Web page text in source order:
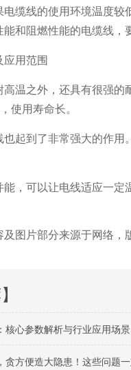
缆线的使用环境温度
和阻燃性能的电缆线，
应用范围
温之外，还具有很强
使用寿命长。
起到了非常强大的作
，可以让电线适应一
图片部分来源于网络，
核心参数解析与行业应用场景
贪方便造大隐患！这些问题一